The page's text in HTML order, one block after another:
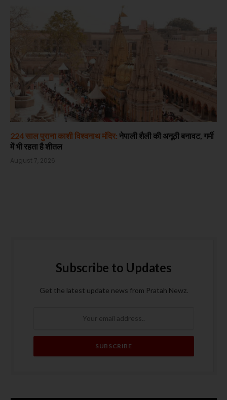
224 साल पुराना काशी विश्वनाथ मंदिर: नेपाली शैली की अनूठी बनावट, गर्मी
में भी रहता है शीतल
August 7, 2026
Subscribe to Updates
Get the latest update news from Pratah Newz.